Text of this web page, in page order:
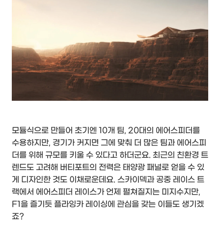
모듈식으로 만들어 초기엔 10개 팀, 20대의 에어스피더를
수용하지만, 경기가 커지면 그에 맞춰 더 많은 팀과 에어스피
더를 위해 규모를 키울 수 있다고 하더군요. 최근의 친환경 트
렌드도 고려해 버티포트의 전력은 태양광 패널로 얻을 수 있
게 디자인한 것도 이채로운데요. 스카이덱과 공중 레이스 트
랙에서 에어스피더 레이스가 언제 펼쳐질지는 미지수지만,
F1을 즐기듯 플라잉카 레이싱에 관심을 갖는 이들도 생기겠
죠?